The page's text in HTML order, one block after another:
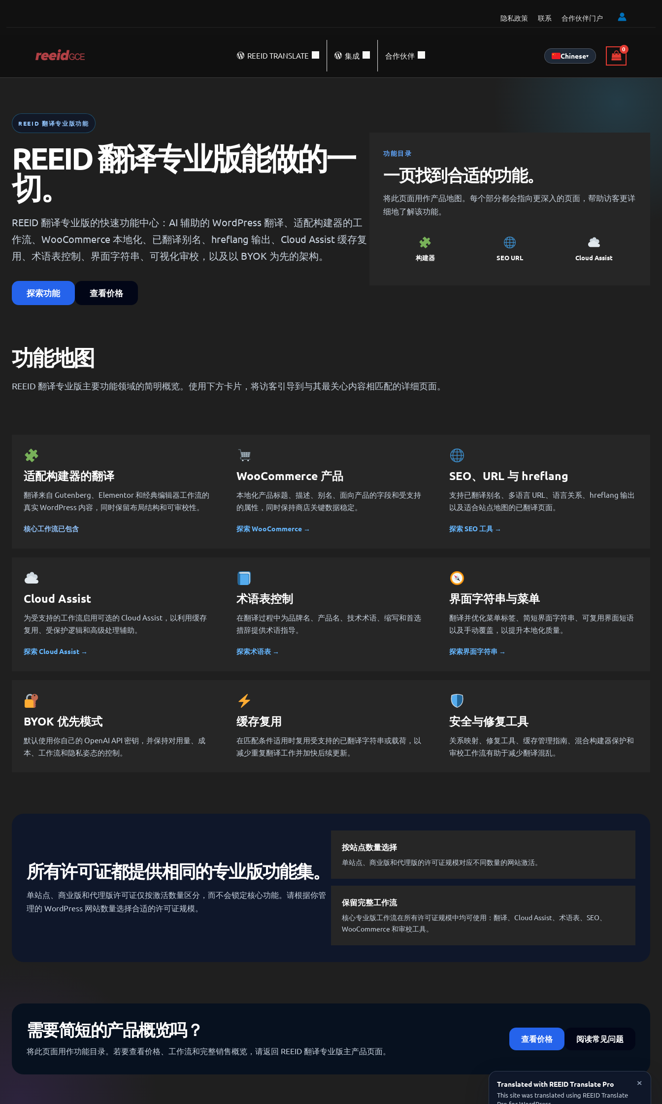
隐私政策 联系 合作伙伴门户
REEID TRANSLATE 集成 合作伙伴 Chinese▾
REEID 翻译专业版功能
REEID 翻译专业版能做的一
切。
REEID 翻译专业版的快速功能中心：AI 辅助的 WordPress 翻译、适配构建器的工
作流、WooCommerce 本地化、已翻译别名、hreflang 输出、Cloud Assist 缓存复
用、术语表控制、界面字符串、可视化审校，以及以 BYOK 为先的架构。
探索功能 查看价格
功能目录
一页找到合适的功能。
将此页面用作产品地图。每个部分都会指向更深入的页面，帮助访客更详
细地了解该功能。
构建器 SEO URL Cloud Assist
功能地图
REEID 翻译专业版主要功能领域的简明概览。使用下方卡片，将访客引导到与其最关心内容相匹配的详细页面。
适配构建器的翻译
翻译来自 Gutenberg、Elementor 和经典编辑器工作流的
真实 WordPress 内容，同时保留布局结构和可审校性。
核心工作流已包含
WooCommerce 产品
本地化产品标题、描述、别名、面向产品的字段和受支持
的属性，同时保持商店关键数据稳定。
探索 WooCommerce →
SEO、URL 与 hreflang
支持已翻译别名、多语言 URL、语言关系、hreflang 输出
以及适合站点地图的已翻译页面。
探索 SEO 工具 →
Cloud Assist
为受支持的工作流启用可选的 Cloud Assist，以利用缓存
复用、受保护逻辑和高级处理辅助。
探索 Cloud Assist →
术语表控制
在翻译过程中为品牌名、产品名、技术术语、缩写和首选
措辞提供术语指导。
探索术语表 →
界面字符串与菜单
翻译并优化菜单标签、简短界面字符串、可复用界面短语
以及手动覆盖，以提升本地化质量。
探索界面字符串 →
BYOK 优先模式
默认使用你自己的 OpenAI API 密钥，并保持对用量、成
本、工作流和隐私姿态的控制。
缓存复用
在匹配条件适用时复用受支持的已翻译字符串或载荷，以
减少重复翻译工作并加快后续更新。
安全与修复工具
关系映射、修复工具、缓存管理指南、混合构建器保护和
审校工作流有助于减少翻译混乱。
所有许可证都提供相同的专业版功能集。
单站点、商业版和代理版许可证仅按激活数量区分，而不会锁定核心功能。请根据你管
理的 WordPress 网站数量选择合适的许可证规模。
按站点数量选择
单站点、商业版和代理版的许可证规模对应不同数量的网站激活。
保留完整工作流
核心专业版工作流在所有许可证规模中均可使用：翻译、Cloud Assist、术语表、SEO、
WooCommerce 和审校工具。
需要简短的产品概览吗？
将此页面用作功能目录。若要查看价格、工作流和完整销售概览，请返回 REEID 翻译专业版主产品页面。
查看价格 阅读常见问题
×
Translated with REEID Translate Pro
This site was translated using REEID Translate